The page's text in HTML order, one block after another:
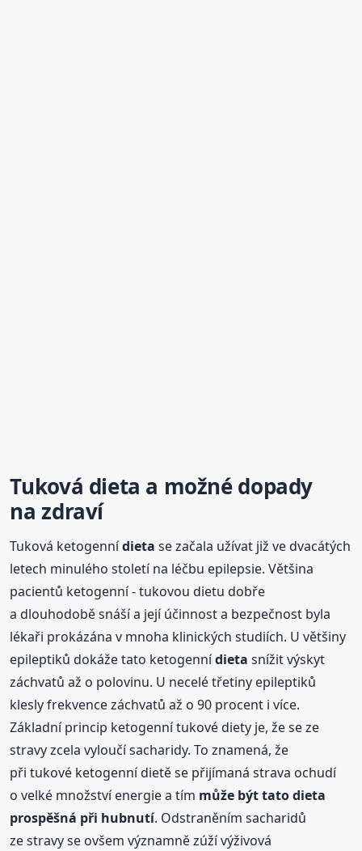
Tuková dieta a možné dopady
na zdraví
Tuková ketogennídieta se začala užívat již ve dvacátých
letech minulého století na léčbu epilepsie. Většina
pacientů ketogenní - tukovou dietu dobře
a dlouhodobě snáší a její účinnost a bezpečnost byla
lékaři prokázána v mnoha klinických studiích. U většiny
epileptiků dokáže tato ketogennídieta snížit výskyt
záchvatů až o polovinu. U necelé třetiny epileptiků
klesly frekvence záchvatů až o 90 procent i více.
Základní princip ketogenní tukové diety je, že se ze
stravy zcela vyloučí sacharidy. To znamená, že
při tukové ketogenní dietě se přijímaná strava ochudí
o velké množství energie a tím může být tatodieta
prospěšná při hubnutí. Odstraněním sacharidů
ze stravy se ovšem významně zúží výživová